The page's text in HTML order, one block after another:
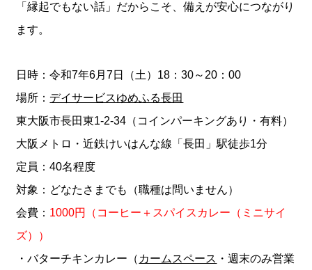
「縁起でもない話」だからこそ、備えが安心につながり
ます。
日時：令和7年6月7日（土）18：30～20：00
場所： デイサービスゆめふる長田
東大阪市長田東1-2-34（コインパーキングあり・有料）
大阪メトロ・近鉄けいはんな線「長田」駅徒歩1分
定員：40名程度
対象：どなたさまでも（職種は問いません）
会費： 1000円（コーヒー＋スパイスカレー（ミニサイ
ズ））
・バターチキンカレー（ カームスペース ・週末のみ営業